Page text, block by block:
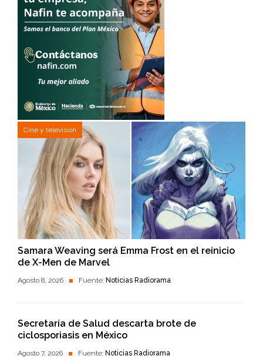
Cine y televisión
Samara Weaving será Emma Frost en el reinicio
de X-Men de Marvel
Agosto 8, 2026 Fuente: Noticias Radiorama
Secretaría de Salud descarta brote de
ciclosporiasis en México
Agosto 7, 2026 Fuente: Noticias Radiorama